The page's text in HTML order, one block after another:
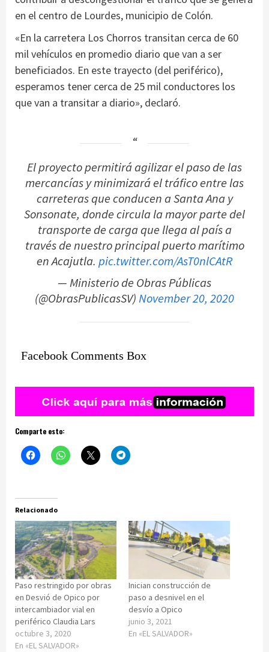
en el centro de Lourdes, municipio de Colón.
«En la carretera Los Chorros transitan cerca de 60
mil vehículos en promedio diario que van a ser
beneficiados. En este trayecto (del periférico),
esperamos tener cerca de 25 mil conductores los
que van a transitar a diario», declaró.
El proyecto permitirá agilizar el paso de las
mercancías y minimizará el tráfico entre las
carreteras que conducen a Santa Ana y
Sonsonate, donde circula la mayor parte del
transporte de carga que llega al país a
través de nuestro principal puerto marítimo
en Acajutla. pic.twitter.com/AsT0nlCAtR
— Ministerio de Obras Públicas
(@ObrasPublicasSV)November 20, 2020
Facebook Comments Box
Comparte esto:
Relacionado
Paso restringido por obras
en Desvió de Opico por
intercambiador vial en
periférico Claudia Lars
octubre 3, 2020
En «EL SALVADOR»
Inician construcción de
paso a desnivel en el
desvío a Opico
junio 3, 2021
En «EL SALVADOR»